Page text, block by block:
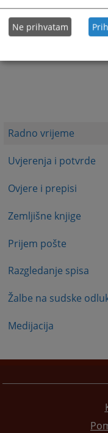
Radno vrijeme
Uvjerenja i potvrde
Ovjere i prepisi
Zemljišne knjige
Prijem pošte
Razgledanje spisa
Žalbe na sudske
Medijacija
Ne prihvatam